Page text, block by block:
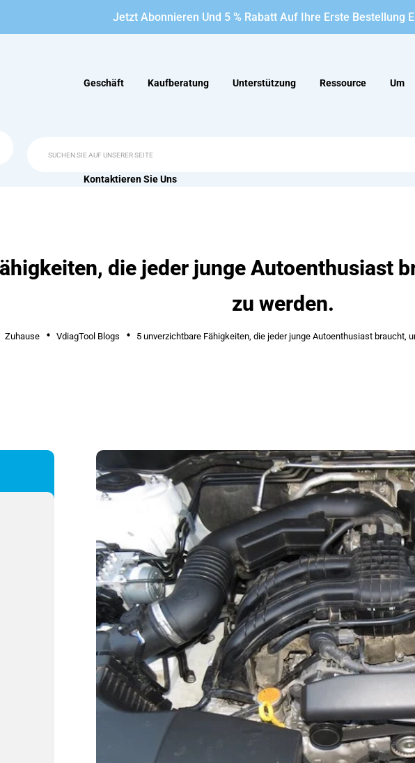
Jetzt Abonnieren Und 5 % Rabatt Auf Ihre Erste Bestellung
Geschäft Kaufberatung Unterstützung Ressource Um
Kontaktieren Sie Uns
die jeder junge Autoenthusiast
zu werden.
Zuhause VdiagTool Blogs 5 unverzichtbare Fähigkeiten, die jeder junge Autoenthusiast braucht,